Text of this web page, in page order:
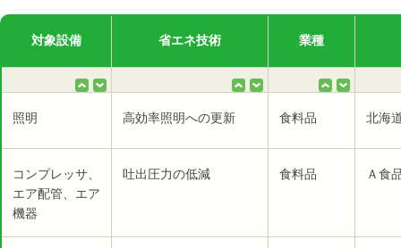
対象設備 省エネ技術 業種
照明 高効率照明への更新 食料品 北海
コンプレッサ、
エア配管、エア
機器
吐出圧力の低減 食料品 Ａ食